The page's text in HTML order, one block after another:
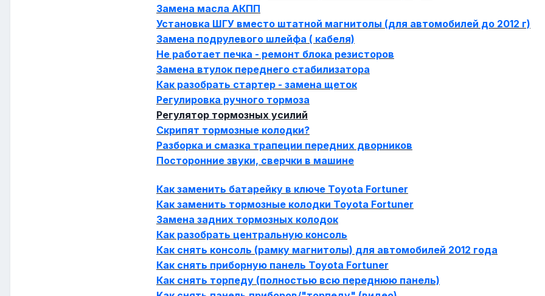
Замена масла АКПП
Установка ШГУ вместо штатной магнитолы (для автомобилей до 2012 г)
Замена подрулевого шлейфа ( кабеля)
Не работает печка - ремонт блока резисторов
Замена втулок переднего стабилизатора
Как разобрать стартер - замена щеток
Регулировка ручного тормоза
Регулятор тормозных усилий
Скрипят тормозные колодки?
Разборка и смазка трапеции передних дворников
Посторонние звуки, сверчки в машине
Как заменить батарейку в ключе Toyota Fortuner
Как заменить тормозные колодки Toyota Fortuner
Замена задних тормозных колодок
Как разобрать центральную консоль
Как снять консоль (рамку магнитолы) для автомобилей 2012 года
Как снять приборную панель Toyota Fortuner
Как снять торпеду (полностью всю переднюю панель)